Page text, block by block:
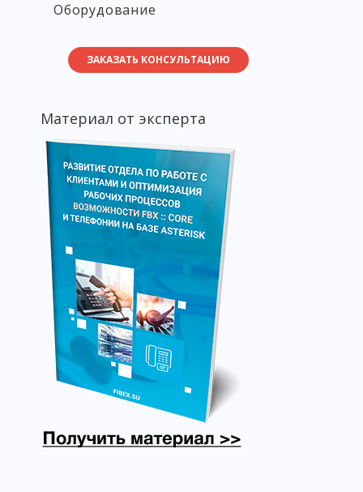
Оборудование
ЗАКАЗАТЬ КОНСУЛЬТАЦИЮ
Материал от эксперта